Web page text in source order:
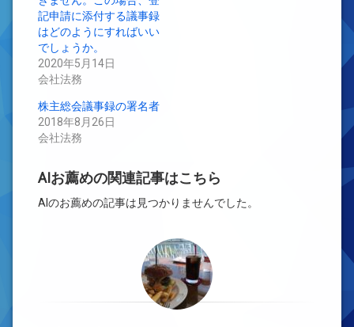
ン
ド
ウ
で
開
ま
す)
記申請に添付する議事録
はどのようにすればいい
でしょうか。
2020年5月14日
会社法務
株主総会議事録の署名者
2018年8月26日
会社法務
AIお薦めの関連記事はこちら
AIのお薦めの記事は見つかりませんでした。